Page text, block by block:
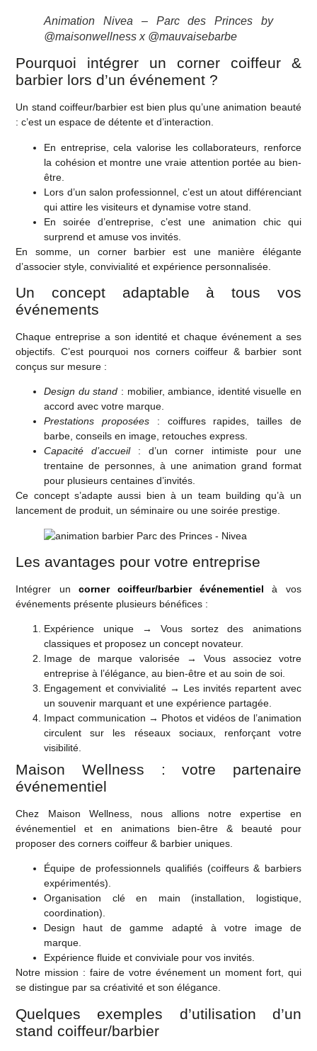
Animation Nivea – Parc des Princes by
@maisonwellness x @mauvaisebarbe
Pourquoi intégrer un corner coiffeur &
barbier lors d’un événement ?
Un stand coiffeur/barbierest bien plus qu’une animation beauté
: c’est un espace de détente et d’interaction.
En entreprise, cela valorise les collaborateurs, renforce
la cohésion et montre une vraie attention portée au bien-
être.
Lors d’un salon professionnel , c’est un atout différenciant
qui attire les visiteurs et dynamise votre stand.
En soirée d’entreprise , c’est une animation chic qui
surprend et amuse vos invités.
En somme, un corner barbier est une manière élégante
d’associerstyle, convivialité et expérience personnalisée
Un concept adaptable à tous vos
événements
Chaque entreprise a son identité et chaque événement a ses
objectifs. C’est pourquoi nos corners coiffeur & barbier sont
conçussur mesure :
Design du stand : mobilier, ambiance, identité visuelle en
accord avec votre marque.
Prestations proposées : coiffures rapides, tailles de
barbe, conseils en image, retouches express.
Capacité d’accueil: d’un corner intimiste pour une
trentaine de personnes, à une animation grand format
pour plusieurs centaines d’invités.
Ce concept s’adapte aussi bien à un team building qu’à un
lancement de produit, unséminaire ou unesoirée prestige.
Les avantages pour votre entreprise
Intégrer un corner coiffeur/barbier événementiel à vos
événements présente plusieurs bénéfices :
Expérience unique→ Vous sortez des animations
classiques et proposez un concept novateur.
Image de marque valorisée → Vous associez votre
entreprise à l’élégance, au bien-être et au soin de soi.
Engagement et convivialité→ Les invités repartent avec
un souvenir marquant et une expérience partagée.
Impact communication → Photos et vidéos de l’animation
circulent sur les réseaux sociaux, renforçant votre
visibilité.
Maison Wellness : votre partenaire
événementiel
Chez Maison Wellness, nous allions notre expertise en
événementiel et en animations bien-être & beautépour
proposer des corners coiffeur & barbier uniques.
Équipe de professionnels qualifiés (coiffeurs & barbiers
expérimentés).
Organisation clé en main (installation, logistique,
coordination).
Design haut de gamme adapté à votre image de
marque.
Expérience fluide et conviviale pour vos invités.
Notre mission : faire de votre événement un moment fort, qui
se distingue par sa créativité et son élégance.
Quelques exemples d’utilisation d’un
stand coiffeur/barbier